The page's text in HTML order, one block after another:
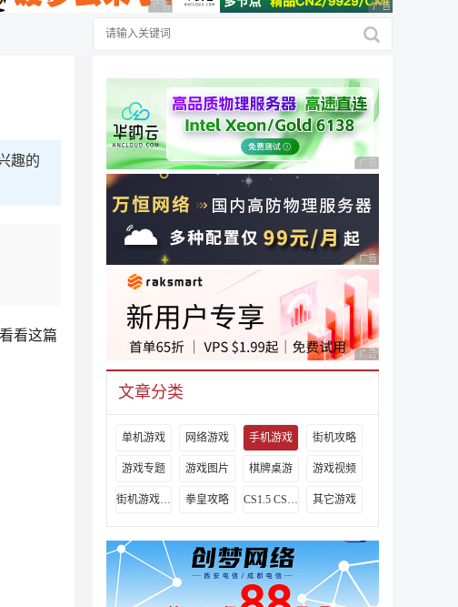
理性选择 广告 商业广告，理性选择 广告 商业广告，理
趣的
看这篇
广告 商业广告，理性
广告 商业广告，理性
广告 商业广告，理性
文章分类
单机游戏 网络游戏 手机游戏 街机攻略
游戏专题 游戏图片 棋牌桌游 游戏视频
街机游戏出招表 拳皇攻略 CS1.5 CS1.6攻略 其它游戏